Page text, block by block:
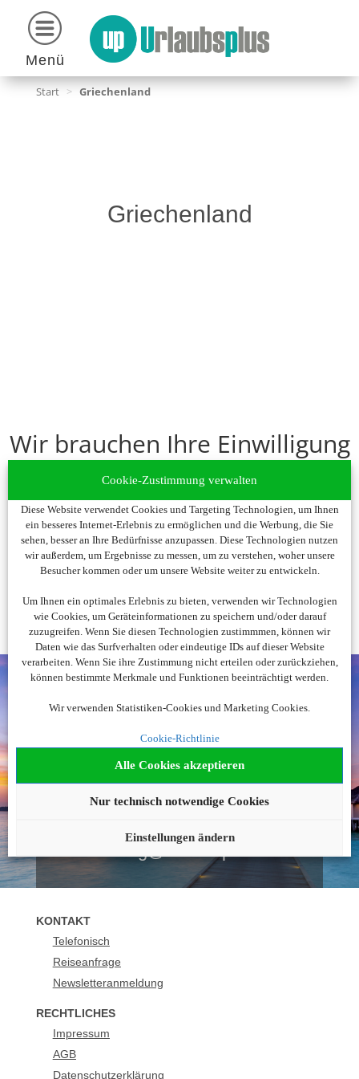
Cookie-Zustimmung verwalten
Diese Website verwendet Cookies und Targeting Technologien, um Ihnen
ein besseres Internet-Erlebnis zu ermöglichen und die Werbung, die Sie
sehen, besser an Ihre Bedürfnisse anzupassen. Diese Technologien nutzen
wir außerdem, um Ergebnisse zu messen, um zu verstehen, woher unsere
Besucher kommen oder um unsere Website weiter zu entwickeln.
Um Ihnen ein optimales Erlebnis zu bieten, verwenden wir Technologien
wie Cookies, um Geräteinformationen zu speichern und/oder darauf
zuzugreifen. Wenn Sie diesen Technologien zustimmmen, können wir
Daten wie das Surfverhalten oder eindeutige IDs auf dieser Website
verarbeiten. Wenn Sie ihre Zustimmung nicht erteilen oder zurückziehen,
können bestimmte Merkmale und Funktionen beeinträchtigt werden.
Wir verwenden Statistiken-Cookies und Marketing Cookies.
Cookie-Richtlinie
Alle Cookies akzeptieren
Nur technisch notwendige Cookies
Einstellungen ändern
Menü
Start > Griechenland
Griechenland
Wir brauchen Ihre Einwilligung
Um diesen Inhalt darzustellen, aktivieren Sie bitte die Cookies.
Es werden ggf. personenbezogene Daten verarbeitet.
Cookies akzeptieren
Noch nicht fündig
geworden?
Wir beraten Sie gerne!
buchung@urlaubsplus.de
KONTAKT
Telefonisch
Reiseanfrage
Newsletteranmeldung
RECHTLICHES
Impressum
AGB
Datenschutzerklärung